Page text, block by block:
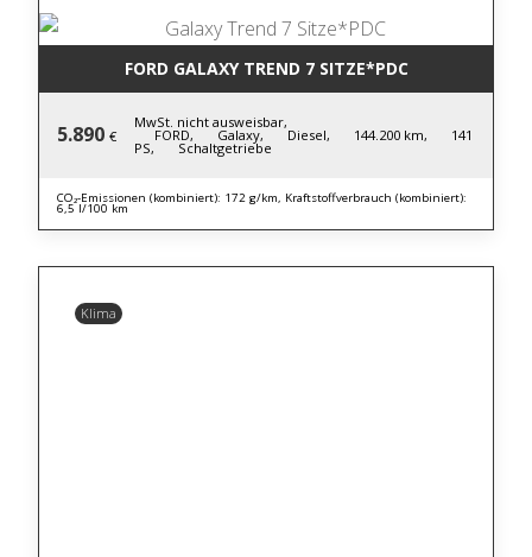
FORD GALAXY TREND 7 SITZE*PDC
5.890 €
MwSt. nicht ausweisbar,
FORD, Galaxy, Diesel, 144.200 km, 141
PS, Schaltgetriebe
CO₂-Emissionen (kombiniert): 172 g/km, Kraftstoffverbrauch (kombiniert):
6,5 l/100 km
Klima